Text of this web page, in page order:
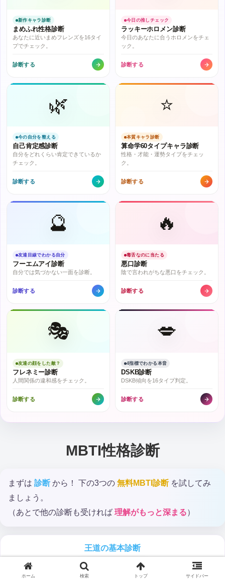
新作キャラ診断
まめふれ性格診断
あなたに近いまめフレンズを16タイ
プでチェック。
診断する
今日の推しチェック
ラッキーホロメン診断
今日のあなたに合うホロメンをチェ
ック。
診断する
🌿
今の自分を整える
自己肯定感診断
自分をどれくらい肯定できているか
チェック。
診断する
⭐
本質キャラ診断
算命学60タイプキャラ診断
性格・才能・運勢タイプをチェッ
ク。
診断する
🔮
友達目線でわかる自分
フーエムアイ診断
自分では気づかない一面を診断。
診断する
🔥
毒舌なのに当たる
悪口診断
陰で言われがちな悪口をチェック。
診断する
🎭
友達の顔をした敵？
フレネミー診断
人間関係の違和感をチェック。
診断する
💋
4指標でわかる本音
DSKB診断
DSKB傾向を16タイプ判定。
診断する
MBTI性格診断
まずは 診断 から！ 下の3つの 無料MBTI診断を試してみ
ましょう。
（あとで他の診断も受ければ 理解がもっと深まる）
王道の基本診断
MBTI16性格診断
ホーム 検索 トップ サイドバー